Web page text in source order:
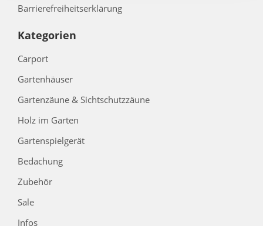
Barrierefreiheitserklärung
Kategorien
Carport
Gartenhäuser
Gartenzäune & Sichtschutzzäune
Holz im Garten
Gartenspielgerät
Bedachung
Zubehör
Sale
Infos